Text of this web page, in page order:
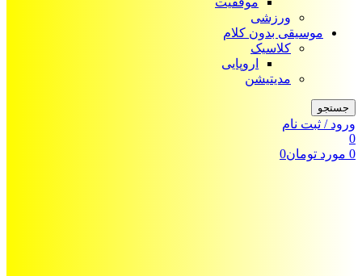
ورزشی
موسیقی بدون کلام
کلاسیک
اروپایی
مدیتیشن
جستجو
ورود / ثبت نام
0
0 مورد تومان0